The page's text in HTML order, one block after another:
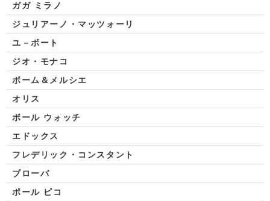
ガガ ミラノ
ジュリアーノ・マッツォーリ
ユ－ボート
ジオ・モナコ
ボーム＆メルシエ
オリス
ボール ウォッチ
エドックス
フレデリック・コンスタント
ブローバ
ポール ピコ